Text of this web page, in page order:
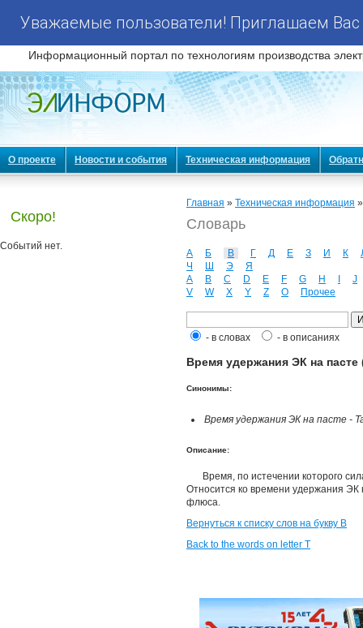
Уважаемые пользователи! Приглашаем
Информационный портал по технологиям производства
О проекте Новости и события Техническая информация
Скоро!
Событий нет.
Главная » Техническая информация
Словарь
А Б В Г Д Е З И К
Ч
Ш Э
Я
A
B C D E F G H
J
V
W X Y Z О Прочее
- в словах - в описаниях
Время удержания ЭК на пасте
Синонимы:
Время удержания ЭК на пасте -
Описание:
Время, по истечении которого
Относится ко времени удержания ЭК
флюса.
Вернуться к списку слов на букву В
Back to the words on letter T